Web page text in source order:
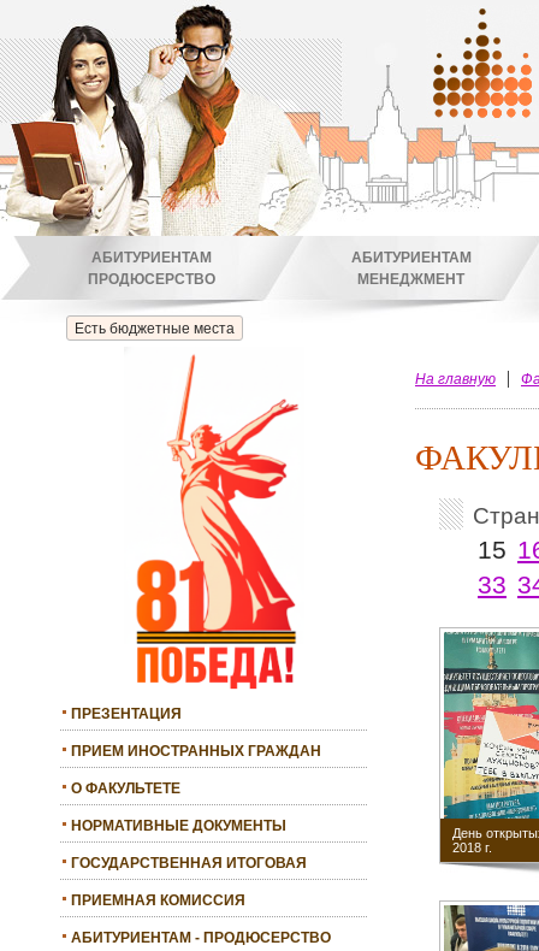
Есть бюджетные места
АБИТУРИЕНТАМ
ПРОДЮСЕРСТВО
АБИТУРИЕНТАМ
МЕНЕДЖМЕНТ
ПРЕЗЕНТАЦИЯ
ПРИЕМ ИНОСТРАННЫХ ГРАЖДАН
О ФАКУЛЬТЕТЕ
НОРМАТИВНЫЕ ДОКУМЕНТЫ
ГОСУДАРСТВЕННАЯ ИТОГОВАЯ
ПРИЕМНАЯ КОМИССИЯ
АБИТУРИЕНТАМ - ПРОДЮСЕРСТВО
На главную
15
33
День
2018 г.